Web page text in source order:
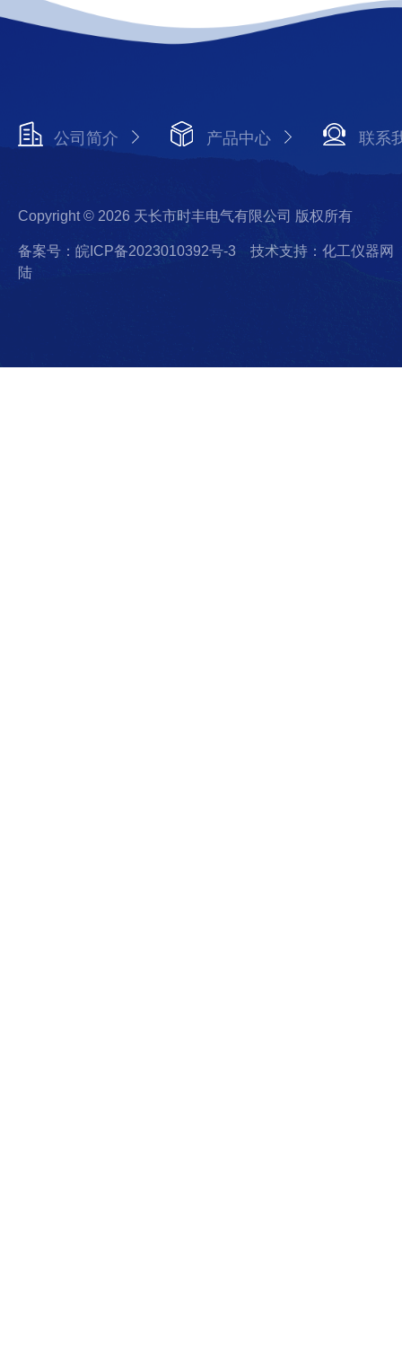
公司简介 产品中心 联系
Copyright © 2026 天长市时丰电气有限公司 版权所有
备案号：皖ICP备2023010392号-3
技术支持：化工仪器网
陆